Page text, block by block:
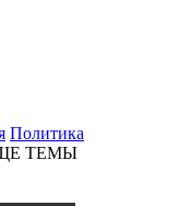
Политика
ТЕМЫ